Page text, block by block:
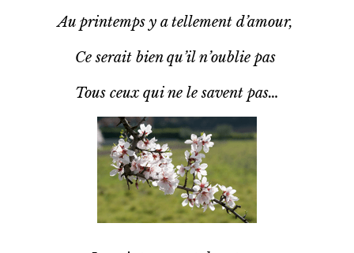
Au printemps y a tellement d’amour,
Ce serait bien qu’il n’oublie pas
Tous ceux qui ne le savent pas…